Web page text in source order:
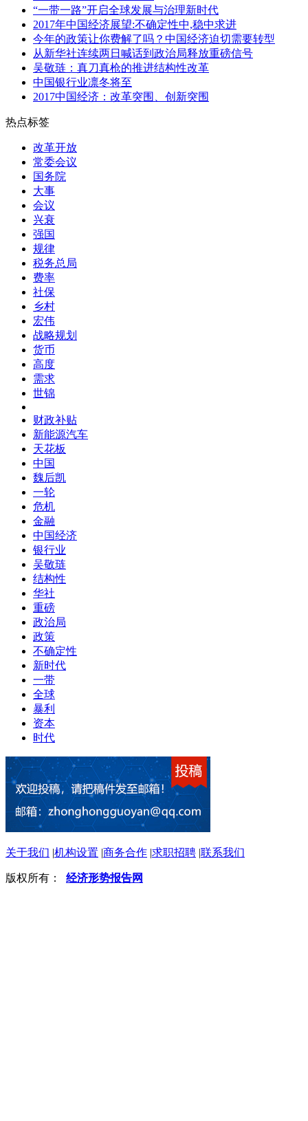
“一带一路”开启全球发展与治理新时代
2017年中国经济展望:不确定性中,稳中求进
今年的政策让你费解了吗？中国经济迫切需要转型
从新华社连续两日喊话到政治局释放重磅信号
吴敬琏：真刀真枪的推进结构性改革
中国银行业凛冬将至
2017中国经济：改革突围、创新突围
热点标签
改革开放
常委会议
国务院
大事
会议
兴衰
强国
规律
税务总局
费率
社保
乡村
宏伟
战略规划
货币
高度
需求
世锦
财政补贴
新能源汽车
天花板
中国
魏后凯
一轮
危机
金融
中国经济
银行业
吴敬琏
结构性
华社
重磅
政治局
政策
不确定性
新时代
一带
全球
暴利
资本
时代
关于我们 |机构设置 |商务合作 |求职招聘 |联系我们
版权所有： 经济形势报告网